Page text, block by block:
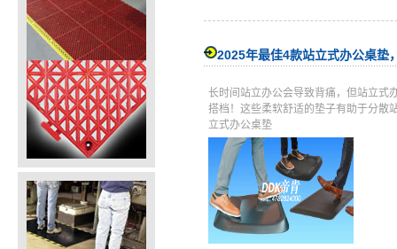
2025年最佳4款站立式办公桌垫
长时间站立办公会导致背痛，但站立式
搭档！这些柔软舒适的垫子有助于分散
立式办公桌垫